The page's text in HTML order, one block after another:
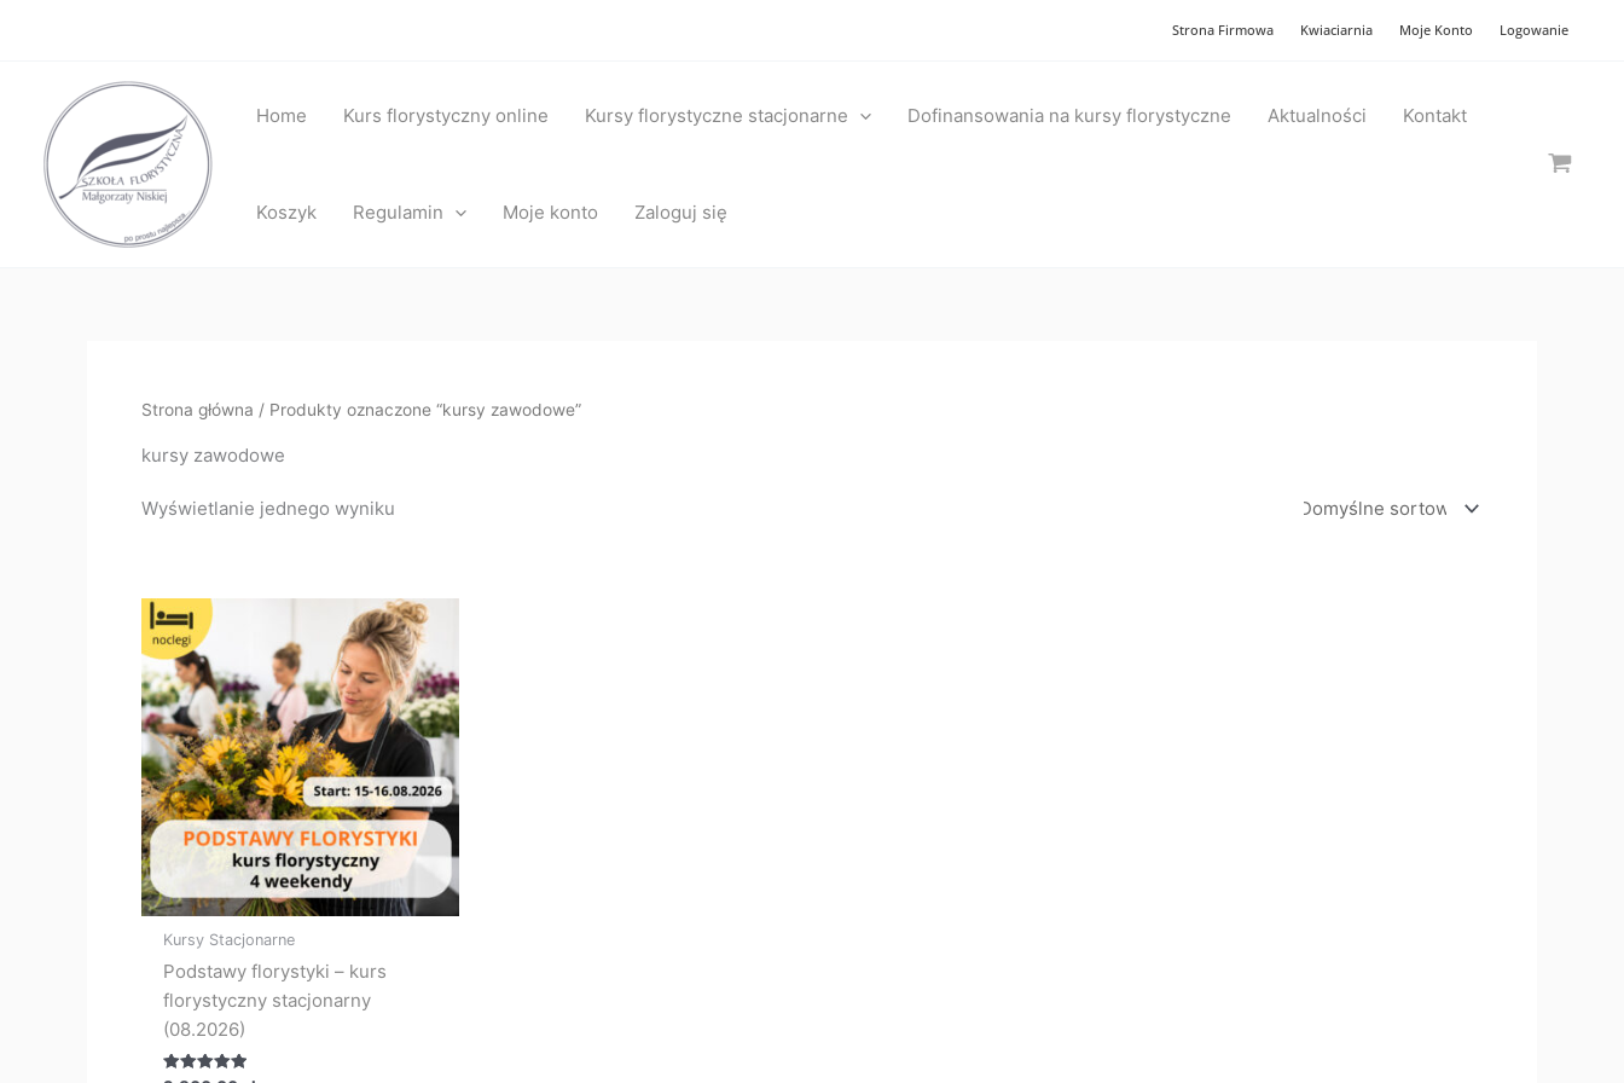
Strona Firmowa Kwiaciarnia Moje Konto Logowanie
Home Kurs florystyczny online Kursy florystyczne stacjonarne Dofinansowania na kursy florystyczne Aktualności Kontakt
Koszyk Regulamin Moje konto Zaloguj się
Strona główna / Produkty oznaczone “kursy zawodowe”
kursy zawodowe
Wyświetlanie jednego wyniku
Kursy Stacjonarne
Podstawy florystyki – kurs
florystyczny stacjonarny
(08.2026)
Ten
produkt
ma
wiele
wariantów.
Opcje
można
wybrać
na
stronie
produktu